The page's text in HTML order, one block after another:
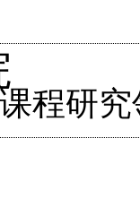
程研